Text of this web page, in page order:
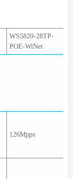
WS5820-28TP-
POE-WiNet
126Mpps